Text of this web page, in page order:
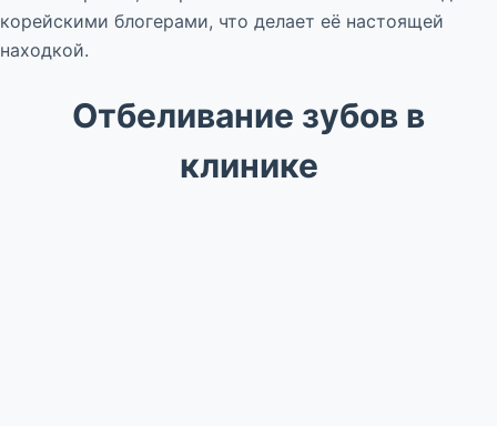
корейскими блогерами, что делает её настоящей
находкой.
Отбеливание зубов в
клинике